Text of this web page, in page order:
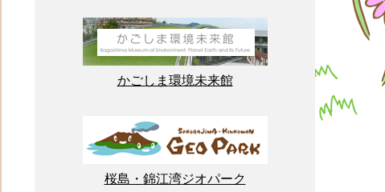
かごしま 環境未来館
桜島 ・ 錦江湾ジオパーク